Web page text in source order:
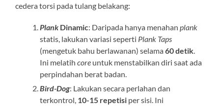
cedera torsi pada tulang belakang:
Plank Dinamic: Daripada hanya menahan plank
statis, lakukan variasi seperti Plank Taps
(mengetuk bahu berlawanan) selama60 detik
Ini melatihcore untuk menstabilkan diri saat ada
perpindahan berat badan.
Bird-Dog: Lakukan secara perlahan dan
terkontrol, 10-15 repetisi per sisi. Ini